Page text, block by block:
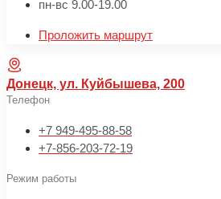
пн-вс 9.00-19.00
Проложить маршрут
Донецк, ул. Куйбышева, 200
Телефон
+7 949-495-88-58
+7-856-203-72-19
Режим работы